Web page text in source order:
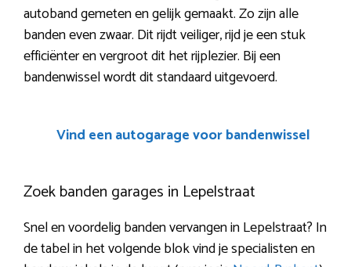
autoband gemeten en gelijk gemaakt. Zo zijn alle
banden even zwaar. Dit rijdt veiliger, rijd je een stuk
efficiënter en vergroot dit het rijplezier. Bij een
bandenwissel wordt dit standaard uitgevoerd.
Vind een autogarage voor bandenwissel
Zoek banden garages in Lepelstraat
Snel en voordelig banden vervangen in Lepelstraat? In
de tabel in het volgende blok vind je specialisten en